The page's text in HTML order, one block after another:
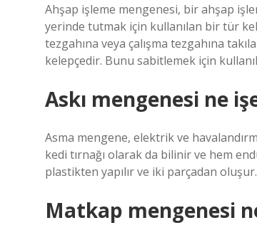
Ahşap işleme mengenesi, bir ahşap
yerinde tutmak için kullanılan bir tür
tezgahına veya çalışma tezgahına
kelepçedir. Bunu sabitlemek için
Askı mengenesi ne
Asma mengene, elektrik ve
kedi tırnağı olarak da bilinir ve hem
plastikten yapılır ve iki parçadan oluşur.
Matkap mengenesi